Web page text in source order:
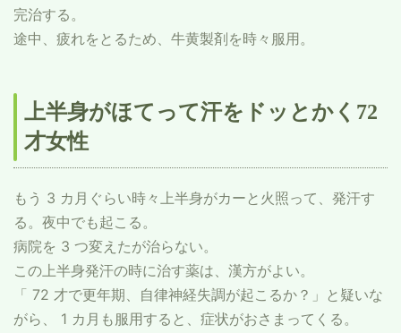
完治する。
途中、疲れをとるため、牛黄製剤を時々服用。
上半身がほてって汗をドッとかく72
才女性
もう 3 カ月ぐらい時々上半身がカーと火照って、発汗す
る。夜中でも起こる。
病院を 3 つ変えたが治らない。
この上半身発汗の時に治す薬は、漢方がよい。
「 72 才で更年期、自律神経失調が起こるか？」と疑いな
がら、 1 カ月も服用すると、症状がおさまってくる。